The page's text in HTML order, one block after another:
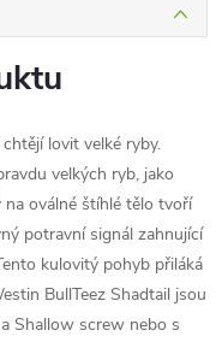
lovit velké ryby.
velkých ryb, jako
na oválné štíhlé tělo tvoří
potravní signál zahnující
kulovitý pohyb přiláká
BullTeez Shadtail jsou
Shallow screw nebo s